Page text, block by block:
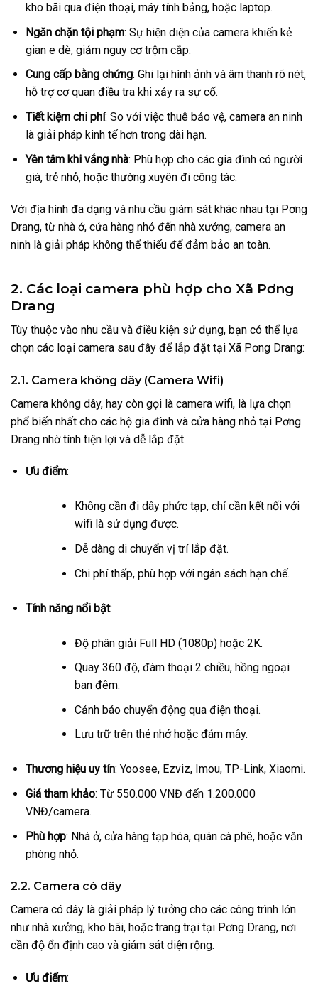
kho bãi qua điện thoại, máy tính bảng, hoặc laptop.
Ngăn chặn tội phạm: Sự hiện diện của camera khiến kẻ
gian e dè, giảm nguy cơ trộm cắp.
Cung cấp bằng chứng: Ghi lại hình ảnh và âm thanh rõ nét,
hỗ trợ cơ quan điều tra khi xảy ra sự cố.
Tiết kiệm chi phí: So với việc thuê bảo vệ, camera an ninh
là giải pháp kinh tế hơn trong dài hạn.
Yên tâm khi vắng nhà: Phù hợp cho các gia đình có người
già, trẻ nhỏ, hoặc thường xuyên đi công tác.
Với địa hình đa dạng và nhu cầu giám sát khác nhau tại Pơng
Drang, từ nhà ở, cửa hàng nhỏ đến nhà xưởng, camera an
ninh là giải pháp không thể thiếu để đảm bảo an toàn.
2. Các loại camera phù hợp cho Xã Pơng
Drang
Tùy thuộc vào nhu cầu và điều kiện sử dụng, bạn có thể lựa
chọn các loại camera sau đây để lắp đặt tại Xã Pơng Drang:
2.1. Camera không dây (Camera Wifi)
Camera không dây, hay còn gọi là camera wifi, là lựa chọn
phổ biến nhất cho các hộ gia đình và cửa hàng nhỏ tại Pơng
Drang nhờ tính tiện lợi và dễ lắp đặt.
Ưu điểm:
Không cần đi dây phức tạp, chỉ cần kết nối với
wifi là sử dụng được.
Dễ dàng di chuyển vị trí lắp đặt.
Chi phí thấp, phù hợp với ngân sách hạn chế.
Tính năng nổi bật:
Độ phân giải Full HD (1080p) hoặc 2K.
Quay 360 độ, đàm thoại 2 chiều, hồng ngoại
ban đêm.
Cảnh báo chuyển động qua điện thoại.
Lưu trữ trên thẻ nhớ hoặc đám mây.
Thương hiệu uy tín: Yoosee, Ezviz, Imou, TP-Link, Xiaomi.
Giá tham khảo: Từ 550.000 VNĐ đến 1.200.000
VNĐ/camera.
Phù hợp: Nhà ở, cửa hàng tạp hóa, quán cà phê, hoặc văn
phòng nhỏ.
2.2. Camera có dây
Camera có dây là giải pháp lý tưởng cho các công trình lớn
như nhà xưởng, kho bãi, hoặc trang trại tại Pơng Drang, nơi
cần độ ổn định cao và giám sát diện rộng.
Ưu điểm: